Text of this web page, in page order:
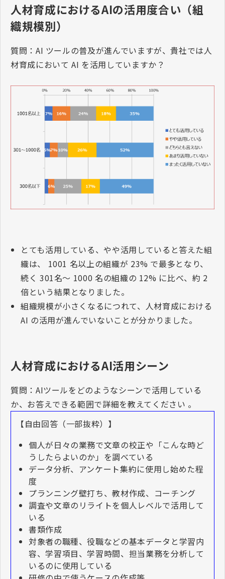
人材育成におけるAIの活用度合い（組
織規模別）
質問： AI ツールの普及が進んでいますが、貴社では人
材育成において AI を活用していますか？
とても活用している、やや活用していると答えた組
織は、
1001 名以上の組織が 23% で最多となり、
続く 301名～ 1000 名の組織の 12% に比べ、約 2
倍という結果となりました。
組織規模が小さくなるにつれて、人材育成における
AI の活用が進んでいないことが分かりました。
人材育成におけるAI活用シーン
質問： AIツールをどのようなシーンで活用している
か、お答えできる範囲で詳細を教えてください 。
【自由回答（一部抜粋）】
個人が日々の業務で文章の校正や「こんな時ど
うしたらよいのか」を調べている
データ分析、アンケート集約に使用し始めた程
度
プランニング壁打ち、教材作成、コーチング
調査や文章のリライトを個人レベルで活用して
いる
書類作成
対象者の職種、役職などの基本データと学習内
容、学習項目、学習時間、担当業務を分析して
いるのに使用している